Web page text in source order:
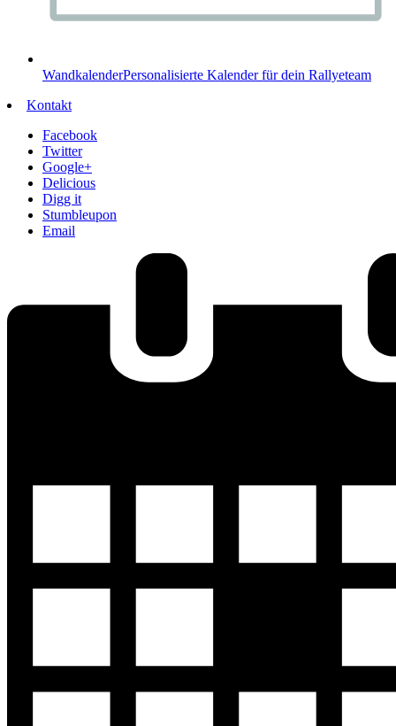
WandkalenderPersonalisierte Kalender für dein Rallyeteam
Kontakt
Facebook
Twitter
Google+
Delicious
Digg it
Stumbleupon
Email